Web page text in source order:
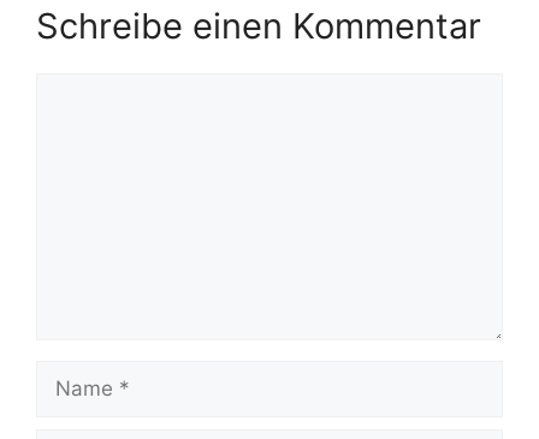
Schreibe einen Kommentar